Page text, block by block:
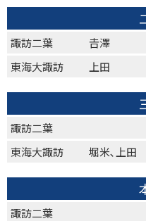
諏訪二葉
𠮷澤
東海大諏訪
上田
諏訪二葉
東海大諏訪
堀米､上田
諏訪二葉